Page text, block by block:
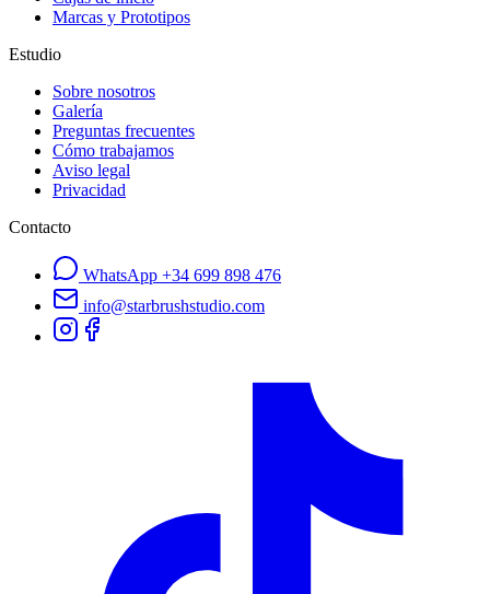
Marcas y Prototipos
Estudio
Sobre nosotros
Galería
Preguntas frecuentes
Cómo trabajamos
Aviso legal
Privacidad
Contacto
WhatsApp +34 699 898 476
info@starbrushstudio.com